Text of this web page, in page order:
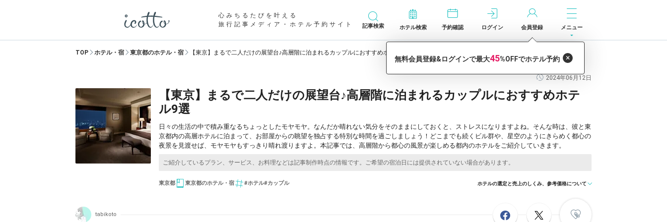
心みちるたびを叶える
旅行記事メディア・ホテル予約サイト
記事検索 ホテル検索 予約確認 ログイン 会員登録 メニュー
TOP ホテル・宿 東京都のホテル・宿 【東京】まるで二人だけの展望台♪高層階に泊まれるカップルにおすすめホテル9選
2024年06月12日
【東京】まるで二人だけの展望台♪高層階に泊まれるカップルにおすすめホテ
ル9選
日々の生活の中で積み重なるちょっとしたモヤモヤ。なんだか晴れない気分をそのままにしておくと、ストレスになりますよね。そんな時は、彼と東
京都内の高層ホテルに泊まって、お部屋からの眺望を独占する特別な時間を過ごしましょう！どこまでも続くビル群や、星空のようにきらめく都心の
夜景を見渡せば、モヤモヤもすっきり晴れ渡りますよ。本記事では、高層階から都心の風景が楽しめる都内のホテルをご紹介していきます。
東京都 東京都のホテル・宿 #ホテル#カップル ホテルの選定と売上のしくみ、参考価格について
tabikoto